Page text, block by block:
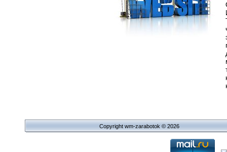
Copyright wm-zarabotok © 2026